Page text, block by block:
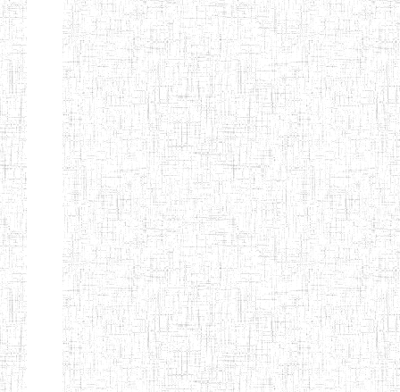
Nature
Arrondissement
Denomination Création Type
ENIEG LES
MOINILLONS
25/09/1995 ENIEG Privé
ENPIEG
BILINGUE
MAGAWATI
10/10/2013 ENIEG Privé